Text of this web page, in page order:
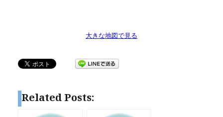
大きな地図で見る
Related Posts: